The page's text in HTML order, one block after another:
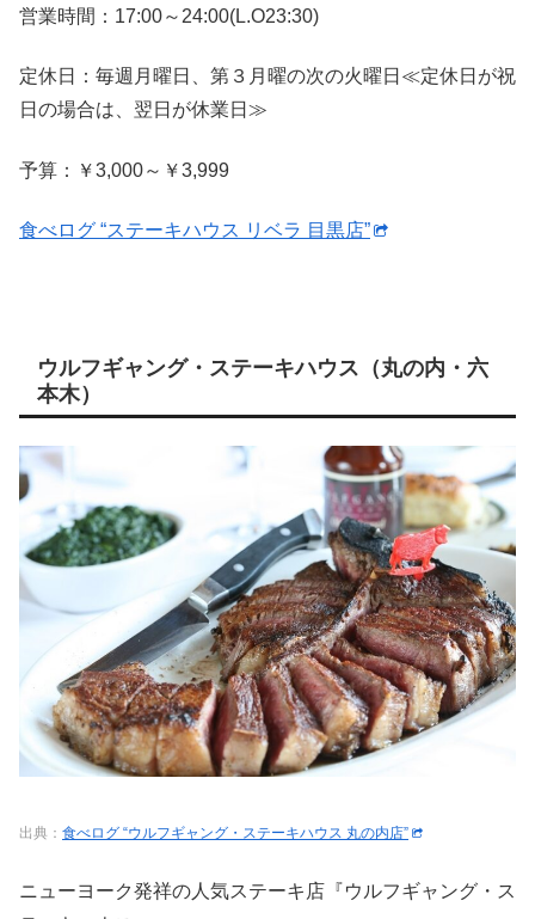
営業時間：17:00～24:00(L.O23:30)
定休日：毎週月曜日、第３月曜の次の火曜日≪定休日が祝
日の場合は、翌日が休業日≫
予算：￥3,000～￥3,999
食べログ “ステーキハウス リベラ 目黒店”
ウルフギャング・ステーキハウス（丸の内・六
本木）
出典： 食べログ “ウルフギャング・ステーキハウス 丸の内店”
ニューヨーク発祥の人気ステーキ店『ウルフギャング・ス